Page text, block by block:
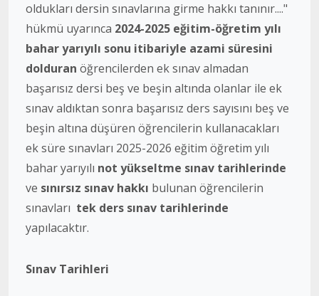
oldukları dersin sınavlarına girme hakkı tanınır...."
hükmü uyarınca 2024-2025 eğitim-öğretim yılı
bahar yarıyılı sonu itibariyle azami süresini
dolduran öğrencilerden ek sınav almadan
başarısız dersi beş ve beşin altında olanlar ile ek
sınav aldıktan sonra başarısız ders sayısını beş ve
beşin altına düşüren öğrencilerin kullanacakları
ek süre sınavları 2025-2026 eğitim öğretim yılı
bahar yarıyılı not yükseltme sınav tarihlerinde
ve sınırsız sınav hakkı bulunan öğrencilerin
sınavları tek ders sınav tarihlerinde
yapılacaktır.
Sınav Tarihleri